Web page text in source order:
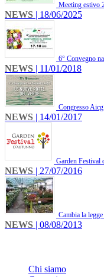
Meeting estivo
NEWS | 18/06/2025
6° Convegno
NEWS | 11/01/2018
Congresso
NEWS | 14/01/2017
Garden Festival
NEWS | 27/07/2016
Cambia la
NEWS | 08/08/2013
Chi siamo